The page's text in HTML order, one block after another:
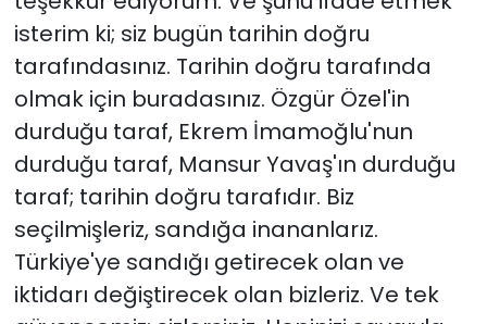
isterim ki; siz bugün tarihin doğru
tarafındasınız. Tarihin doğru tarafında
olmak için buradasınız. Özgür Özel'in
durduğu taraf, Ekrem İmamoğlu'nun
durduğu taraf, Mansur Yavaş'ın durduğu
taraf; tarihin doğru tarafıdır. Biz
seçilmişleriz, sandığa inananlarız.
Türkiye'ye sandığı getirecek olan ve
iktidarı değiştirecek olan bizleriz. Ve tek